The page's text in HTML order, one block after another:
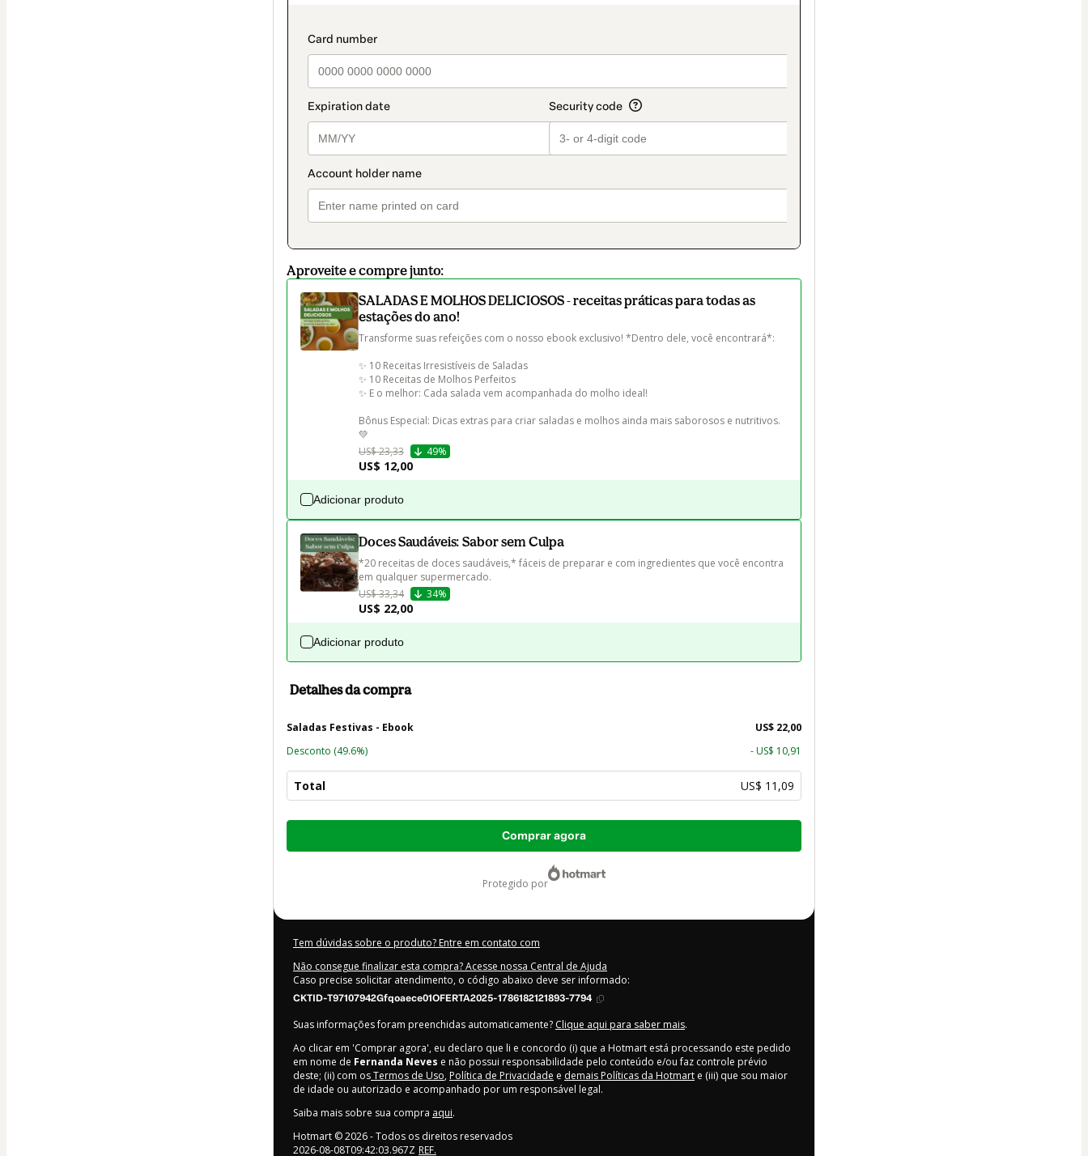
payment_data.section_title_v2
pagamento
Aproveite e compre junto:
SALADAS E MOLHOS DELICIOSOS - receitas práticas para todas as
estações do ano!
Transforme suas refeições com o nosso ebook exclusivo! *Dentro dele, você encontrará*:
✨ 10 Receitas Irresistíveis de Saladas
✨ 10 Receitas de Molhos Perfeitos
✨ E o melhor: Cada salada vem acompanhada do molho ideal!
Bônus Especial: Dicas extras para criar saladas e molhos ainda mais saborosos e nutritivos.
💚
US$ 23,33
49%
US$ 12,00
Adicionar produto
Doces Saudáveis: Sabor sem Culpa
*20 receitas de doces saudáveis,* fáceis de preparar e com ingredientes que você encontra
US$ 33,34
34%
US$ 22,00
Adicionar produto
Detalhes da compra
Saladas Festivas - Ebook
US$ 22,00
Desconto (49.6%) - US$ 10,91
Total US$ 11,09
Total
Comprar agora
protegido por
Tem dúvidas sobre o produto? Entre em contato com
Não consegue finalizar esta compra? Acesse nossa Central de Ajuda
Caso precise solicitar atendimento, o código abaixo deve ser informado:
CKTID-T97107942Gfqoaece01OFERTA2025-1786182121893-7794
Suas informações foram preenchidas automaticamente? Clique aqui para saber mais.
Ao clicar em 'Comprar agora', eu declaro que li e concordo (i) que a Hotmart está processando este pedido
em nome de Fernanda Neves e não possui responsabilidade pelo conteúdo e/ou faz controle prévio
deste; (ii) com osTermos de Uso, Política de Privacidade e demais Políticas da Hotmart e (iii) que sou maior
de idade ou autorizado e acompanhado por um responsável legal.
Saiba mais sobre sua compra aqui.
Hotmart ©2026- Todos os direitos reservados
2026-08-08T09:42:03.967Z REF.